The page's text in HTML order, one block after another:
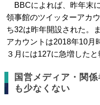
BBCによれば、昨年末
領事館のツイッターアカ
ち32は昨年開設された。
アカウントは2018年10月
３月には127に急増したと
国営メディア・関
も少なくない